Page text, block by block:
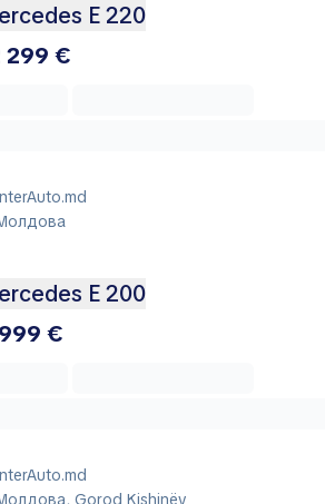
E 220
299 €
E 200
€
Gorod Kishinëv